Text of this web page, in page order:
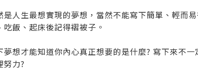
是人生最想實現的夢想，當然不能寫下簡單、輕而
吃飯、起床後記得褶被子。
夢想才能知道你內心真正想要的是什麼? 寫下來不
努力?